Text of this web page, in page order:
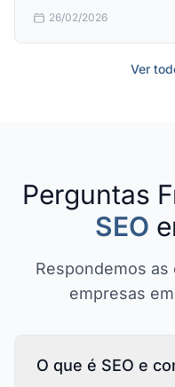
sinais de alerta.
26/02/2026
Ver
Perguntas
SEO
Respondemos
empresas
O que é SEO e